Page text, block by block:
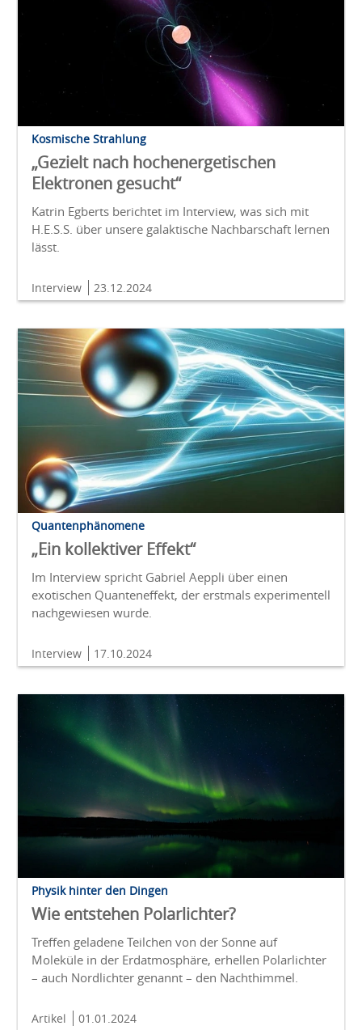
Kosmische Strahlung
„Gezielt nach hochenergetischen
Elektronen gesucht“
Katrin Egberts berichtet im Interview, was sich mit
H.E.S.S. über unsere galaktische Nachbarschaft lernen
lässt.
Interview 23.12.2024
Quantenphänomene
„Ein kollektiver Effekt“
Im Interview spricht Gabriel Aeppli über einen
exotischen Quanteneffekt, der erstmals experimentell
nachgewiesen wurde.
Interview 17.10.2024
Physik hinter den Dingen
Wie entstehen Polarlichter?
Treffen geladene Teilchen von der Sonne auf
Moleküle in der Erdatmosphäre, erhellen Polarlichter
– auch Nordlichter genannt – den Nachthimmel.
Artikel 01.01.2024